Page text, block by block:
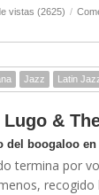
vistas (2625) /
Jazz Latin
Lugo &
del boogaloo en
termina por